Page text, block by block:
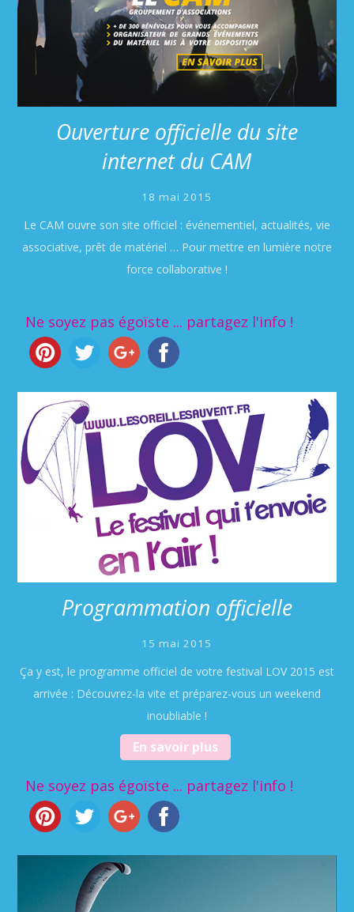
Ouverture officielle du site
internet du CAM
18 mai 2015
Le CAM ouvre son site officiel : événementiel, actualités, vie
associative, prêt de matériel … Pour mettre en lumière notre
force collaborative !
Ne soyez pas égoïste ... partagez l'info !
Programmation officielle
15 mai 2015
Ça y est, le programme officiel de votre festival LOV 2015 est
arrivée : Découvrez-la vite et préparez-vous un weekend
inoubliable !
En savoir plus
Ne soyez pas égoïste ... partagez l'info !